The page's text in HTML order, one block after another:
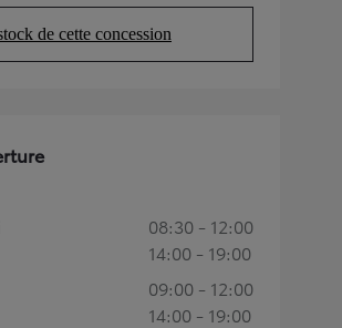
de cette concession
(Opens in new tab)
08:30 - 12:00
14:00 - 19:00
09:00 - 12:00
14:00 - 19:00